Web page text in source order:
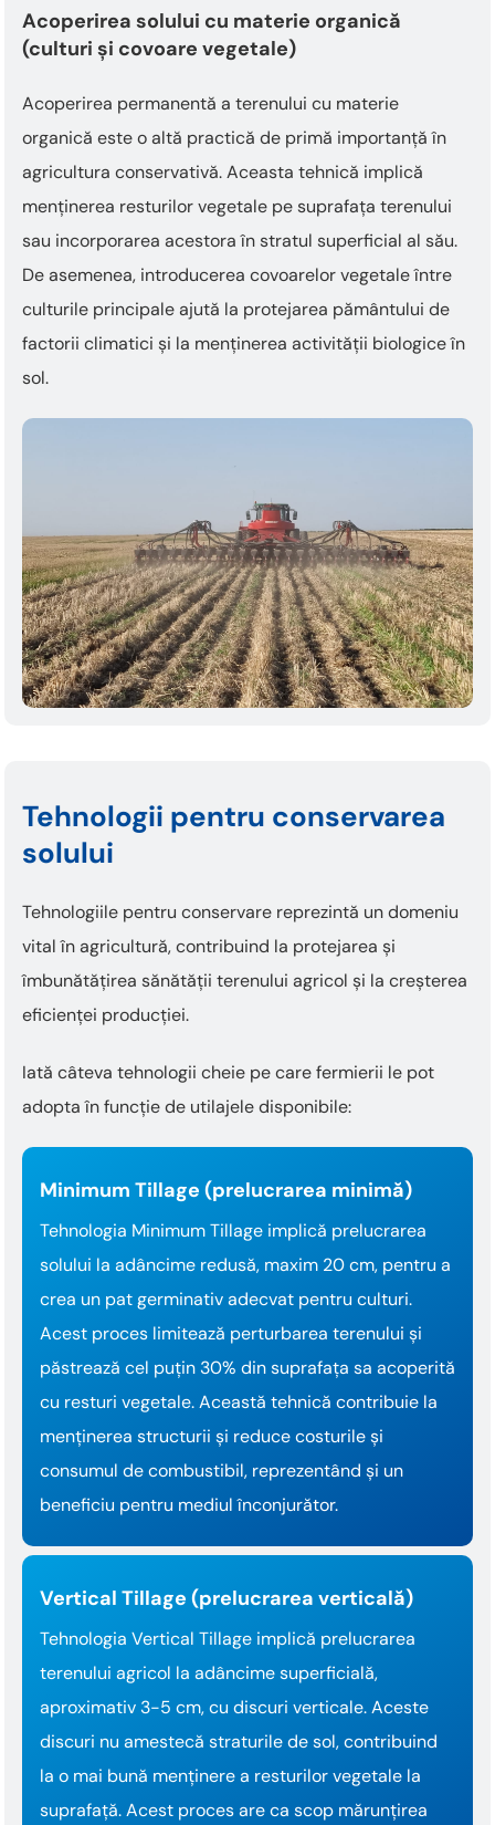
Acoperirea solului cu materie organică
(culturi și covoare vegetale)
Acoperirea permanentă a terenului cu materie
organică este o altă practică de primă importanță în
agricultura conservativă. Aceasta tehnică implică
menținerea resturilor vegetale pe suprafața terenului
sau incorporarea acestora în stratul superficial al său.
De asemenea, introducerea covoarelor vegetale între
culturile principale ajută la protejarea pământului de
factorii climatici și la menținerea activității biologice în
sol.
Tehnologii pentru conservarea
solului
Tehnologiile pentru conservare reprezintă un domeniu
vital în agricultură, contribuind la protejarea și
îmbunătățirea sănătății terenului agricol și la creșterea
eficienței producției.
Iată câteva tehnologii cheie pe care fermierii le pot
adopta în funcție de utilajele disponibile:
Minimum Tillage (prelucrarea minimă)
Tehnologia Minimum Tillage implică prelucrarea
solului la adâncime redusă, maxim 20 cm, pentru a
crea un pat germinativ adecvat pentru culturi.
Acest proces limitează perturbarea terenului și
păstrează cel puțin 30% din suprafața sa acoperită
cu resturi vegetale. Această tehnică contribuie la
menținerea structurii și reduce costurile și
consumul de combustibil, reprezentând și un
beneficiu pentru mediul înconjurător.
Vertical Tillage (prelucrarea verticală)
Tehnologia Vertical Tillage implică prelucrarea
terenului agricol la adâncime superficială,
aproximativ 3-5 cm, cu discuri verticale. Aceste
discuri nu amestecă straturile de sol, contribuind
la o mai bună menținere a resturilor vegetale la
suprafață. Acest proces are ca scop mărunțirea